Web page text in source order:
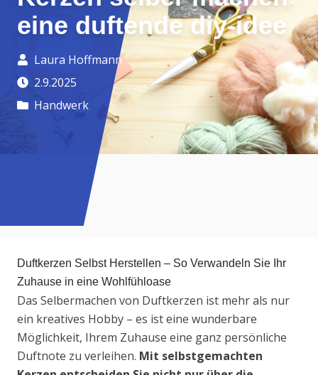
eine duftende diy-idee
Laura Hoffmann
2.9.2025
Handwerk
Duftkerzen Selbst Herstellen – So Verwandeln Sie Ihr
Zuhause in eine Wohlfühloase
Das Selbermachen von Duftkerzen ist mehr als nur
ein kreatives Hobby – es ist eine wunderbare
Möglichkeit, Ihrem Zuhause eine ganz persönliche
Duftnote zu verleihen. Mit selbstgemachten